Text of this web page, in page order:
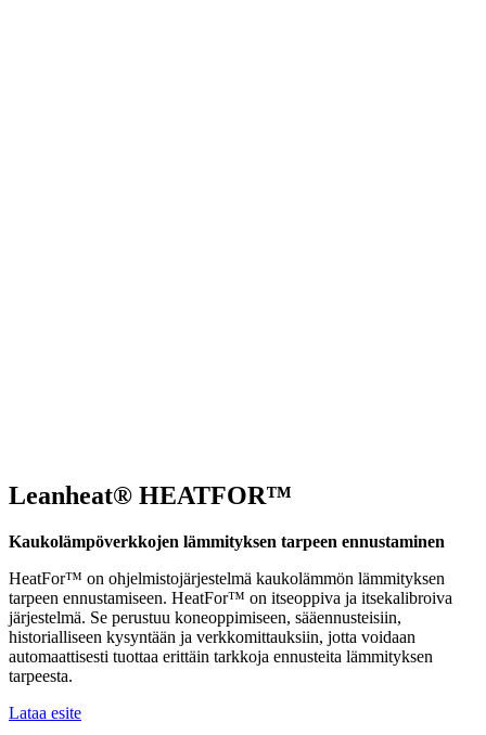
Leanheat® HEATFOR™
Kaukolämpöverkkojen lämmityksen tarpeen ennustaminen
HeatFor™ on ohjelmistojärjestelmä kaukolämmön lämmityksen
tarpeen ennustamiseen. HeatFor™ on itseoppiva ja itsekalibroiva
järjestelmä. Se perustuu koneoppimiseen, sääennusteisiin,
historialliseen kysyntään ja verkkomittauksiin, jotta voidaan
automaattisesti tuottaa erittäin tarkkoja ennusteita lämmityksen
tarpeesta.
Lataa esite